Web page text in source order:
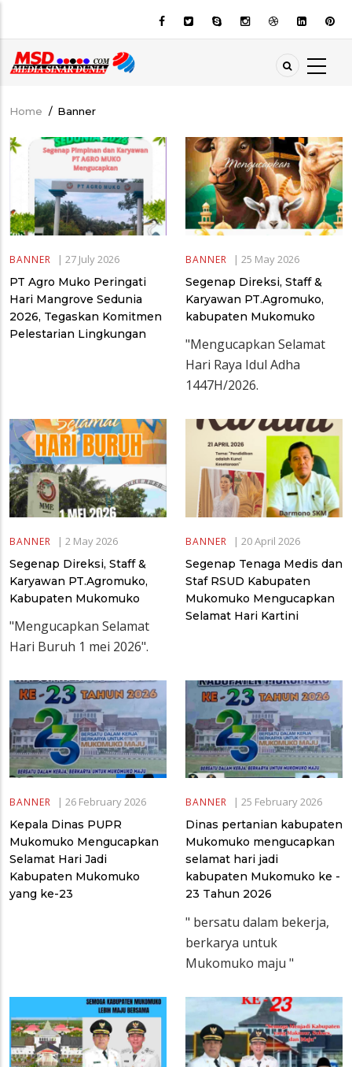
main
content
Breadcrumb
Home / Banner
BANNER | 27 July 2026
PT Agro Muko Peringati
Hari Mangrove Sedunia
2026, Tegaskan Komitmen
Pelestarian Lingkungan
BANNER | 25 May 2026
Segenap Direksi, Staff &
Karyawan PT.Agromuko,
kabupaten Mukomuko
"Mengucapkan Selamat
Hari Raya Idul Adha
1447H/2026.
BANNER | 2 May 2026
Segenap Direksi, Staff &
Karyawan PT.Agromuko,
Kabupaten Mukomuko
"Mengucapkan Selamat
Hari Buruh 1 mei 2026".
BANNER | 20 April 2026
Segenap Tenaga Medis dan
Staf RSUD Kabupaten
Mukomuko Mengucapkan
Selamat Hari Kartini
BANNER | 26 February 2026
Kepala Dinas PUPR
Mukomuko Mengucapkan
Selamat Hari Jadi
Kabupaten Mukomuko
yang ke-23
BANNER | 25 February 2026
Dinas pertanian kabupaten
Mukomuko mengucapkan
selamat hari jadi
kabupaten Mukomuko ke -
23 Tahun 2026
" bersatu dalam bekerja,
berkarya untuk
Mukomuko maju "